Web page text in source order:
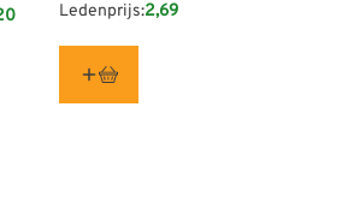
Ledenprijs:2,69